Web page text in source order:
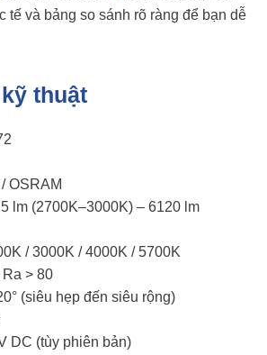
tế và bảng so sánh rõ ràng để bạn dễ
thuật
OSRAM
lm (2700K–3000K) – 6120 lm
/ 3000K / 4000K / 5700K
Ra > 80
(siêu hẹp đến siêu rộng)
DC (tùy phiên bản)